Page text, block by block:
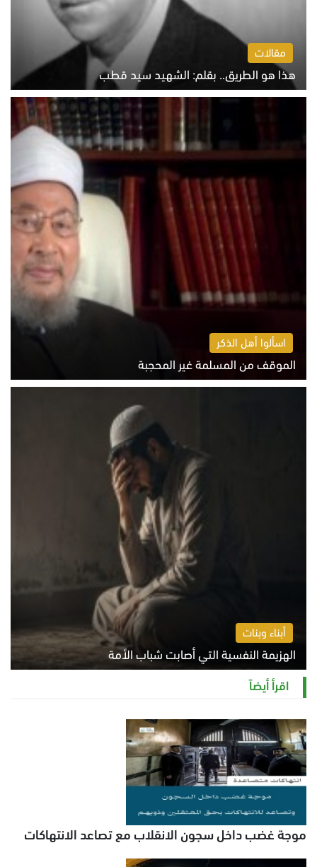
مقالات
هذا هو الطريق.. بقلم: الشهيد سيد قطب
الخميس 6 أغسطس 2026 10:52 ص
اسألوا أهل الذكر
الموقف من المسلمة غير المحجبة
الخميس 6 أغسطس 2026 10:45 ص
أبناء وبنات
الهزيمة النفسية التي أصابت شباب الأمة
الخميس 6 أغسطس 2026 11:12 ص
اقرأ أيضاً
موجة غضب داخل سجون الانقلاب مع تصاعد الانتهاكات